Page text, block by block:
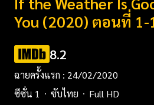
You (2020) ตอนที่
8.2
ฉายครั้งแรก : 24/02/2020
ซีซั่น 1
ซับไทย
Full HD